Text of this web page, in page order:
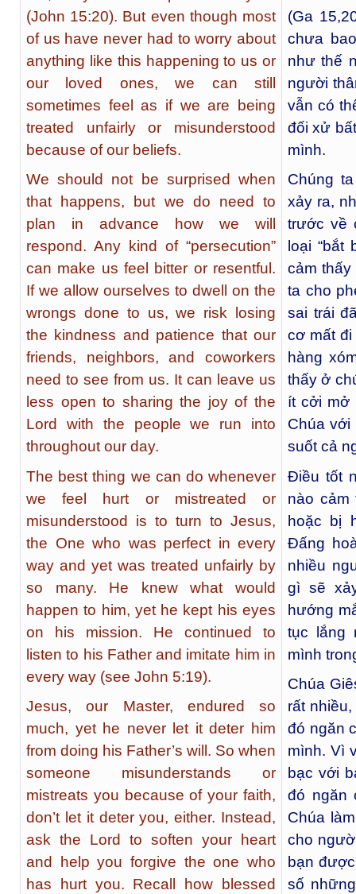
(John 15:20). But even though most
of us have never had to worry about
anything like this happening to us or
our loved ones, we can still
sometimes feel as if we are being
treated unfairly or misunderstood
because of our beliefs.
We should not be surprised when
that happens, but we do need to
plan in advance how we will
respond. Any kind of “persecution”
can make us feel bitter or resentful.
If we allow ourselves to dwell on the
wrongs done to us, we risk losing
the kindness and patience that our
friends, neighbors, and coworkers
need to see from us. It can leave us
less open to sharing the joy of the
Lord with the people we run into
throughout our day.
The best thing we can do whenever
we feel hurt or mistreated or
misunderstood is to turn to Jesus,
the One who was perfect in every
way and yet was treated unfairly by
so many. He knew what would
happen to him, yet he kept his eyes
on his mission. He continued to
listen to his Father and imitate him in
every way (see John 5:19).
Jesus, our Master, endured so
much, yet he never let it deter him
from doing his Father’s will. So when
someone misunderstands or
mistreats you because of your faith,
don’t let it deter you, either. Instead,
ask the Lord to soften your heart
and help you forgive the one who
has hurt you. Recall how blessed
(Ga
chưa
như thế
người
vẫn có
đối xử
mình.
Chúng
xảy ra,
trước về
loại “bắt
cảm thấy
ta cho
sai trái
cơ mất
hàng
thấy ở
ít cởi mở
Chúa với
suốt cả
Điều tốt
nào
hoặc bị
Đấng
nhiều
gì sẽ
hướng
tục lắng
mình
Chúa
rất
đó ngăn
mình. Vì
bạc với
đó ngăn
Chúa
cho
bạn
số